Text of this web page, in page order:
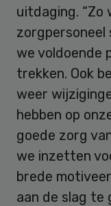
uitdaging.
zorgpersoneel
we voldoende
trekken. Ook
weer
hebben op
goede zorg
we inzetten
brede
aan de slag te